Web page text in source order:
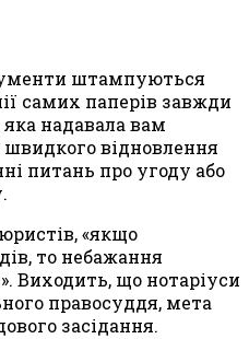
штампуються
самих паперів завжди
яка надавала вам
відновлення
питань про угоду або
«якщо
то небажання
Виходить, що нотаріуси
правосуддя, мета
засідання.